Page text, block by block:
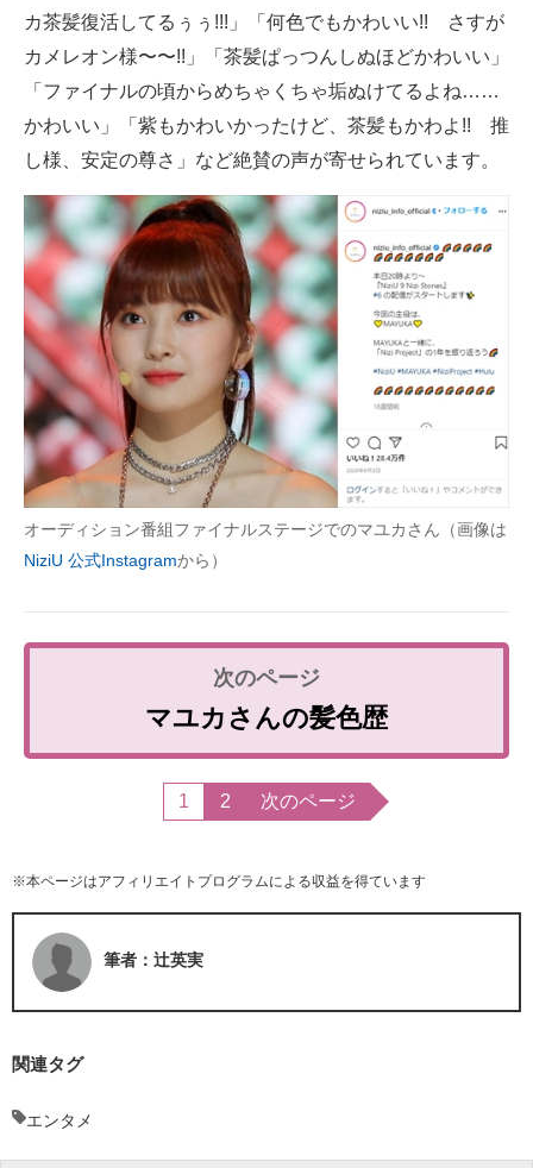
カ茶髪復活してるぅぅ!!!」「何色でもかわいい!! さすが
カメレオン様〜〜!!」「茶髪ぱっつんしぬほどかわいい」
「ファイナルの頃からめちゃくちゃ垢ぬけてるよね……
かわいい」「紫もかわいかったけど、茶髪もかわよ!! 推
し様、安定の尊さ」など絶賛の声が寄せられています。
オーディション番組ファイナルステージでのマユカさん（画像は
NiziU 公式Instagramから）
マユカさんの髪色歴
1 2 次のページ
※本ページはアフィリエイトプログラムによる収益を得ています
筆者：辻英実
関連タグ
エンタメ